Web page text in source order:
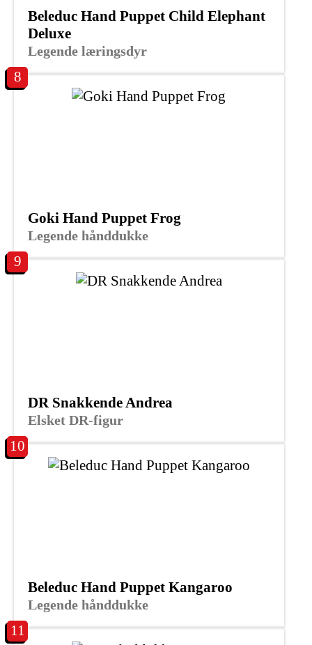
Legende læringsdyr
Beleduc Hand Puppet Child Elephant
Deluxe
8
Legende hånddukke
Goki Hand Puppet Frog
9
Elsket DR-figur
DR Snakkende Andrea
10
Legende hånddukke
Beleduc Hand Puppet Kangaroo
11